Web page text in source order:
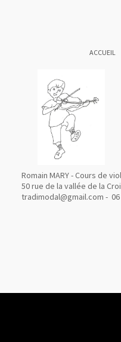
ACCUEIL
Romain MARY - Cours de
50 rue de la vallée de la
tradimodal@gmail.com - 06